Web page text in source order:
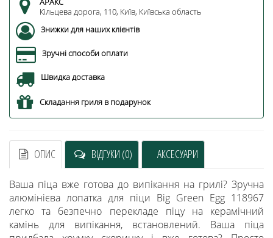
Кільцева дорога, 110, Київ, Київська область
Знижки для наших клієнтів
Зручні способи оплати
Швидка доставка
Складання гриля в подарунок
ОПИС ВІДГУКИ (0) АКСЕСУАРИ
Ваша піца вже готова до випікання на грилі? Зручна
алюмінієва лопатка для піци Big Green Egg 118967
легко та безпечно перекладе піцу на керамічний
камінь для випікання, встановлений. Ваша піца